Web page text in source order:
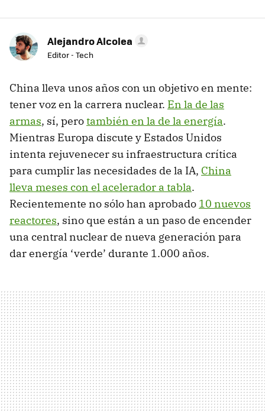
Alejandro Alcolea
Editor - Tech
China lleva unos años con un objetivo en mente:
tener voz en la carrera nuclear. En la de las
armas, sí, perotambién en la de la energía.
Mientras Europa discute y Estados Unidos
intenta rejuvenecer su infraestructura crítica
para cumplir las necesidades de la IA, China
lleva meses con el acelerador a tabla.
Recientemente no sólo han aprobado 10 nuevos
reactores, sino que están a un paso de encender
una central nuclear de nueva generación para
dar energía ‘verde’ durante 1.000 años.